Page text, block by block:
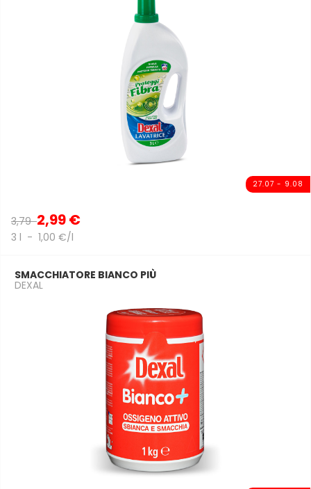
27.07 - 9.08
3,792,99 €
3 l - 1,00 €/l
SMACCHIATORE BIANCO PIÙ
DEXAL